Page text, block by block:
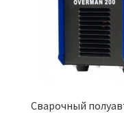
Сварочный